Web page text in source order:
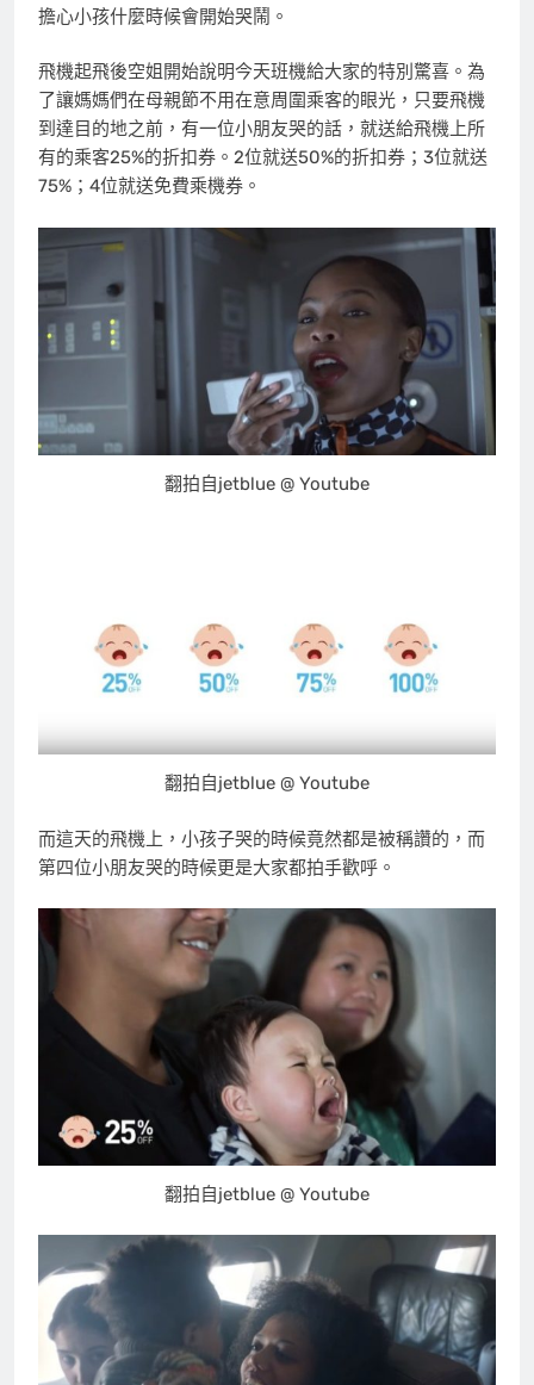
擔心小孩什麼時候會開始哭鬧。
飛機起飛後空姐開始說明今天班機給大家的特別驚喜。為
了讓媽媽們在母親節不用在意周圍乘客的眼光，只要飛機
到達目的地之前，有一位小朋友哭的話，就送給飛機上所
有的乘客25%的折扣券。2位就送50%的折扣券；3位就送
75%；4位就送免費乘機券。
翻拍自jetblue @ Youtube
翻拍自jetblue @ Youtube
而這天的飛機上，小孩子哭的時候竟然都是被稱讚的，而
第四位小朋友哭的時候更是大家都拍手歡呼。
翻拍自jetblue @ Youtube